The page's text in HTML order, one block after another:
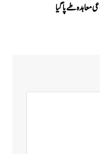
معاہدہ طے پاگیا